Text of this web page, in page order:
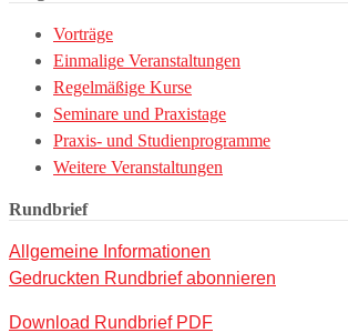
Vorträge
Einmalige Veranstaltungen
Regelmäßige Kurse
Seminare und Praxistage
Praxis- und Studienprogramme
Weitere Veranstaltungen
Rundbrief
Allgemeine Informationen
Gedruckten Rundbrief abonnieren
Download Rundbrief PDF